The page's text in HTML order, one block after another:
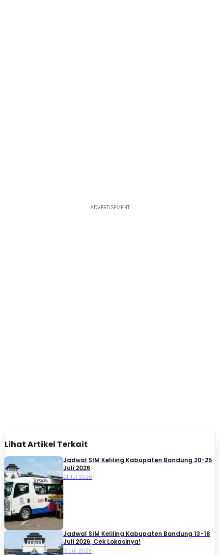
Lihat Artikel Terkait
Jadwal SIM Keliling Kabupaten Bandung 20-25
Juli 2026
21 Jul 2026
Jadwal SIM Keliling Kabupaten Bandung 13-18
Juli 2026, Cek Lokasinya!
13 Jul 2026